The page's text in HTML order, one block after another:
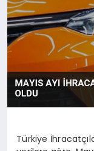
EKONOMI
YEREL HABERLER
GÜNDEM
Türkiye